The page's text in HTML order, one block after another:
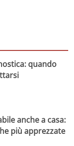
quando
anche a casa:
più apprezzate